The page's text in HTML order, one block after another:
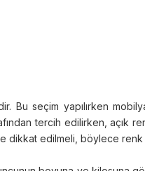
seçim yapılırken
tercih edilirken, açık
dikkat edilmeli, böylece